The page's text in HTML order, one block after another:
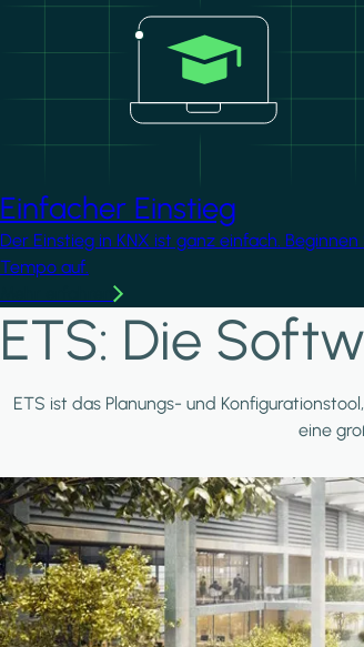
Einfacher Einstieg
Der Einstieg in KNX ist ganz einfach.
Tempo auf.
ETS: Die
ETS ist das Planungs- und
eine